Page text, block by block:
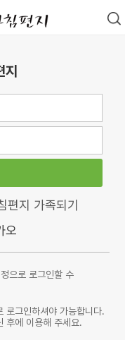
편지 가족되기
으로 로그인할 수
로그인하셔야 가능합니다.
후에 이용해 주세요.